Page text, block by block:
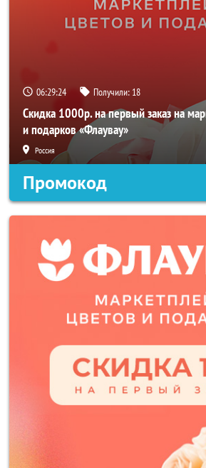
06:29:24 Получили: 18
Скидка 1000р. на первый заказ на
и подарков «Флаувау»
Россия
Промокод